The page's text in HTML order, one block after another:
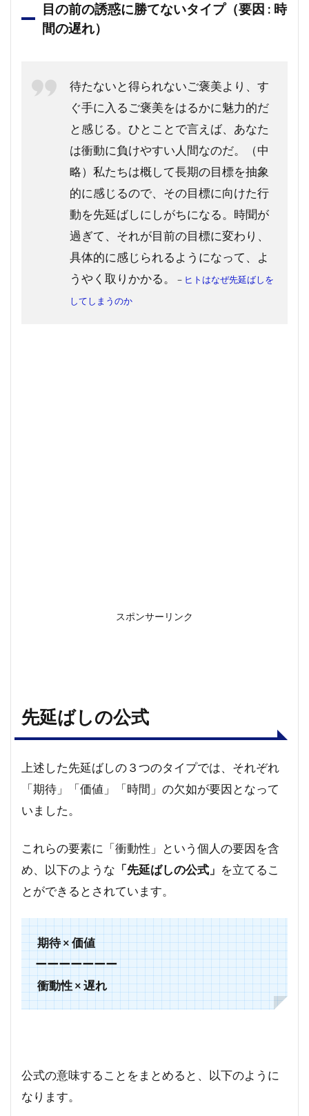
目の前の誘惑に勝てないタイプ（要因 : 時
間の遅れ）
待たないと得られないご褒美より、す
ぐ手に入るご褒美をはるかに魅力的だ
と感じる。ひとことで言えば、あなた
は衝動に負けやすい人間なのだ。（中
略）私たちは概して長期の目標を抽象
的に感じるので、その目標に向けた行
動を先延ばしにしがちになる。時聞が
過ぎて、それが目前の目標に変わり、
具体的に感じられるようになって、よ
うやく取りかかる。
－ ヒトはなぜ先延ばしを
してしまうのか
スポンサーリンク
先延ばしの公式
上述した先延ばしの３つのタイプでは、それぞれ
「期待」「価値」「時間」の欠如が要因となって
いました。
これらの要素に「衝動性」という個人の要因を含
め、以下のような 「先延ばしの公式」 を立てるこ
とができるとされています。
期待 × 価値
ーーーーーーー
衝動性 × 遅れ
公式の意味することをまとめると、以下のように
なります。